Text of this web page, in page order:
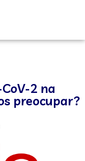
2 na
preocupar?